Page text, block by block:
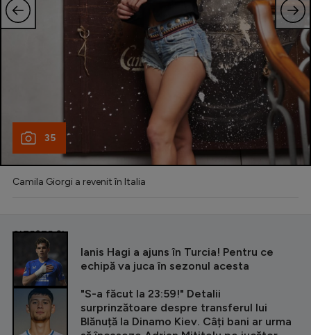
35
Camila Giorgi a revenit în Italia
CITEȘTE ȘI
Ianis Hagi a ajuns în Turcia! Pentru ce
echipă va juca în sezonul acesta
"S-a făcut la 23:59!" Detalii
surprinzătoare despre transferul lui
Blănuță la Dinamo Kiev. Câți bani ar urma